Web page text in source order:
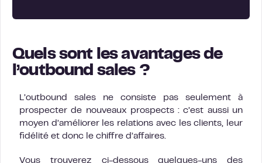
Quels sont les avantages de
l’outbound sales ?
L’outbound sales ne consiste pas seulement à
prospecter de nouveaux prospects : c’est aussi un
moyen d’améliorer les relations avec les clients, leur
fidélité et donc le chiffre d’affaires.
Vous trouverez ci-dessous quelques-uns des